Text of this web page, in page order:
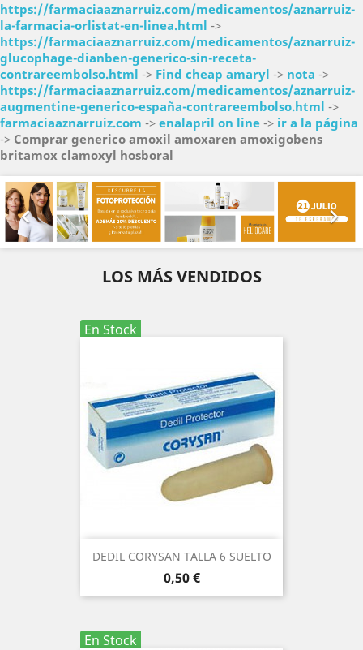
https://farmaciaaznarruiz.com/medicamentos/aznarruiz-
la-farmacia-orlistat-en-linea.html ->
https://farmaciaaznarruiz.com/medicamentos/aznarruiz-
glucophage-dianben-generico-sin-receta-
contrareembolso.html -> Find cheap amaryl -> nota ->
https://farmaciaaznarruiz.com/medicamentos/aznarruiz-
augmentine-generico-españa-contrareembolso.html ->
farmaciaaznarruiz.com -> enalapril on line -> ir a la página
-> Comprar generico amoxil amoxaren amoxigobens
britamox clamoxyl hosboral

Anterior

LOS MÁS VENDIDOS
En Stock
DEDIL CORYSAN TALLA 6 SUELTO
Precio
0,50 €
En Stock